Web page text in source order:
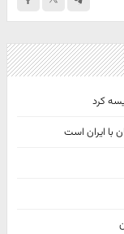
کرد
با ایران است